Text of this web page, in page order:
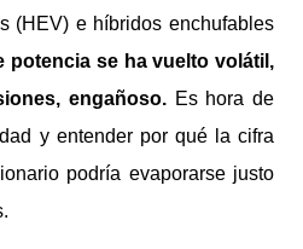
(HEV) e híbridos enchufables
potencia se ha vuelto volátil,
engañoso.Es hora de
y entender por qué la cifra
podría evaporarse justo